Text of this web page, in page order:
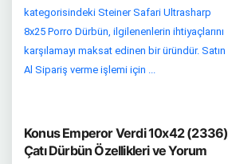
kategorisindeki Steiner Safari Ultrasharp
8x25 Porro Dürbün, ilgilenenlerin ihtiyaçlarını
karşılamayı maksat edinen bir üründür. Satın
Al Sipariş verme işlemi için ...
Konus Emperor Verdi 10x42 (2336)
Çatı Dürbün Özellikleri ve Yorum